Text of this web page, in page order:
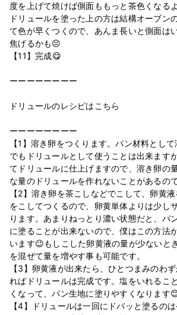
度を上げて焼けば側面ももっと茶色くなる
ドリュールを塗った上の方は結構オーブン
て色が早くつくので、あんま長いと側面は
焦げるかも😣
【11】完成😋
ーーーーーーーー
ドリュールのレシピはこちら
ーーーーーーーー
【1】溶き卵をつくります。パン材料とし
でもドリュールとして使うことは出来ます
てドリュールに仕上げますので、溶き卵の
な量のドリュールを作れないことがあるの
【2】溶き卵を茶こしなどでこして、卵黄
をこしてつくるので、卵黄単体よりは少し
ります。あまりねっとり濃い状態だと、パ
に塗ることが出来ないので、僕はこの方法
います😉もしこした卵黄液の量が少ないと
を混ぜて量を増やす事も可能です。
【3】卵黄液が出来たら、ひとつまみのわ
ればドリュールは完成です。塩をいれるこ
くなって、パン生地に塗りやすくなります
【4】ドリュールは一回にドバッと塗るの